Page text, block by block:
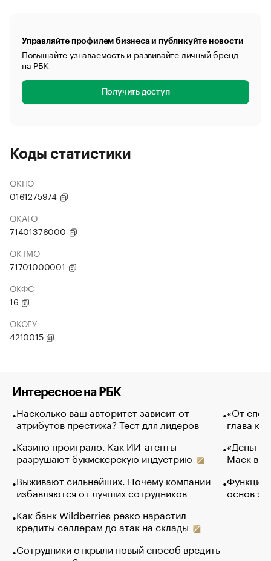
Управляйте профилем бизнеса и публикуйте новости
Повышайте узнаваемость и развивайте личный бренд
на РБК
Получить доступ
Коды статистики
ОКПО
0161275974
ОКАТО
71401376000
ОКТМО
71701000001
ОКФС
16
ОКОГУ
4210015
Интересное на РБК
Насколько ваш авторитет зависит от
атрибутов престижа? Тест для лидеров
Казино проиграло. Как ИИ-агенты
разрушают букмекерскую индустрию
Выживают сильнейших. Почему компании
избавляются от лучших сотрудников
Как банк Wildberries резко нарастил
кредиты селлерам до атак на склады
Сотрудники открыли новый способ вредить
«От
глава
«Деньги
Маск в
Функции
основ